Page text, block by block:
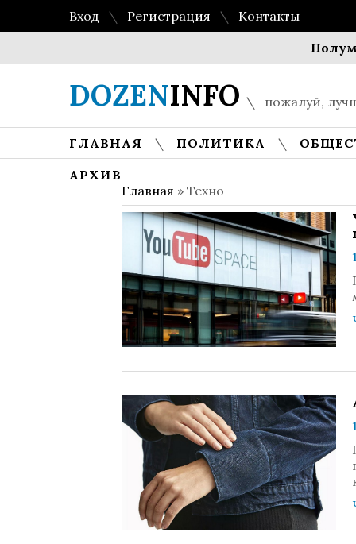
Вход Регистрация
Контакты
DOZENINFO пожалуй,
ГЛАВНАЯ ПОЛИТИКА
АРХИВ
Главная » Техно